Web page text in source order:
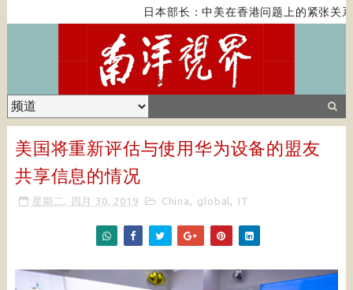
日本部长：中美在香港问题上的紧张关系
美国将重新评估与使用华为设备的盟友
共享信息的情况
星期二, 四月 30, 2019 China , global , IT